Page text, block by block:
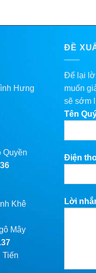
Hưng
Quyền
Khê
Mây
Tiến
ĐỀ
Để lại
muốn
sẽ sớm
Tên
Điện
Lời